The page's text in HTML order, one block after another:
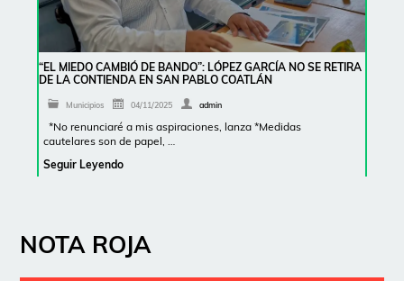
“EL MIEDO CAMBIÓ DE BANDO”: LÓPEZ GARCÍA NO SE RETIRA
DE LA CONTIENDA EN SAN PABLO COATLÁN
Municipios 04/11/2025 admin
*No renunciaré a mis aspiraciones, lanza *Medidas
cautelares son de papel, …
Seguir Leyendo
NOTA ROJA